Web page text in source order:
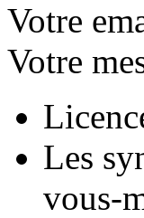
Votre
Votre
Les
vous-